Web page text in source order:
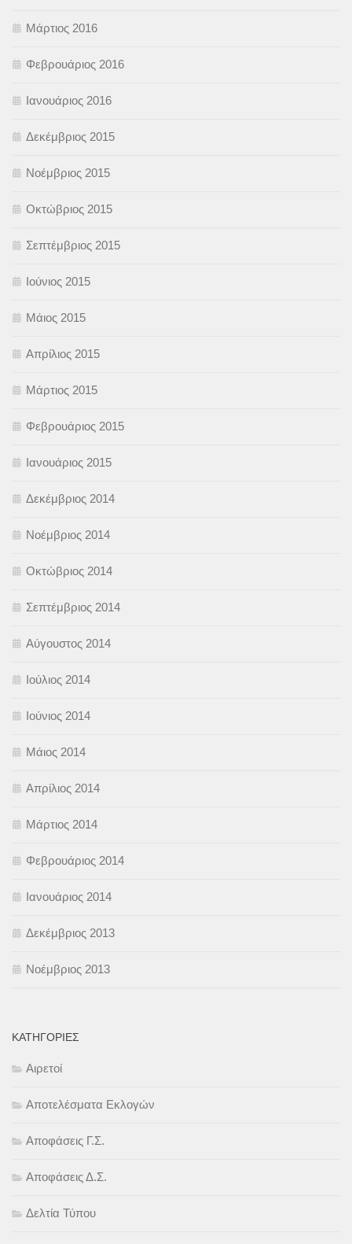
Μάρτιος 2016
Φεβρουάριος 2016
Ιανουάριος 2016
Δεκέμβριος 2015
Νοέμβριος 2015
Οκτώβριος 2015
Σεπτέμβριος 2015
Ιούνιος 2015
Μάιος 2015
Απρίλιος 2015
Μάρτιος 2015
Φεβρουάριος 2015
Ιανουάριος 2015
Δεκέμβριος 2014
Νοέμβριος 2014
Οκτώβριος 2014
Σεπτέμβριος 2014
Αύγουστος 2014
Ιούλιος 2014
Ιούνιος 2014
Μάιος 2014
Απρίλιος 2014
Μάρτιος 2014
Φεβρουάριος 2014
Ιανουάριος 2014
Δεκέμβριος 2013
Νοέμβριος 2013
KΑΤΗΓΟΡΊΕΣ
Αιρετοί
Αποτελέσματα Εκλογών
Αποφάσεις Γ.Σ.
Αποφάσεις Δ.Σ.
Δελτία Τύπου